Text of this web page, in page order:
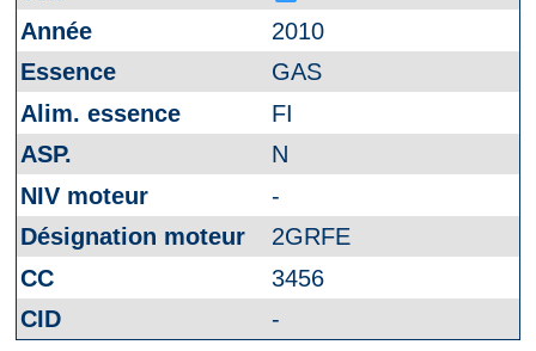
2010
GAS
FI
N
-
2GRFE
3456
-